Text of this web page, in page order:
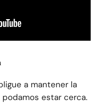
a mantener la
estar cerca.